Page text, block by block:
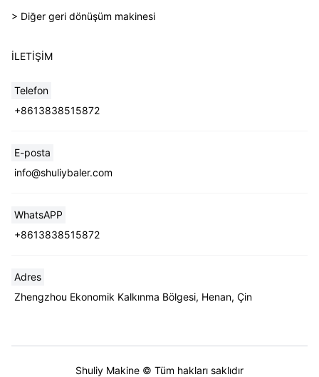
> Diğer geri dönüşüm makinesi
İLETIŞIM
Telefon
+8613838515872
E-posta
info@shuliybaler.com
WhatsAPP
+8613838515872
Adres
Zhengzhou Ekonomik Kalkınma Bölgesi, Henan, Çin
Shuliy Makine © Tüm hakları saklıdır